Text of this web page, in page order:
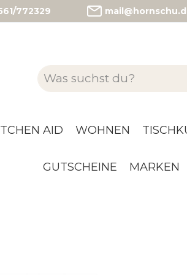
772329
AID WOHNEN
GUTSCHEINE MARKEN